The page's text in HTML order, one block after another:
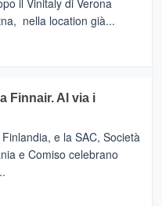
il Vinitaly di Verona
nella location già...
Finnair. Al via i
e la SAC, Società
e Comiso celebrano